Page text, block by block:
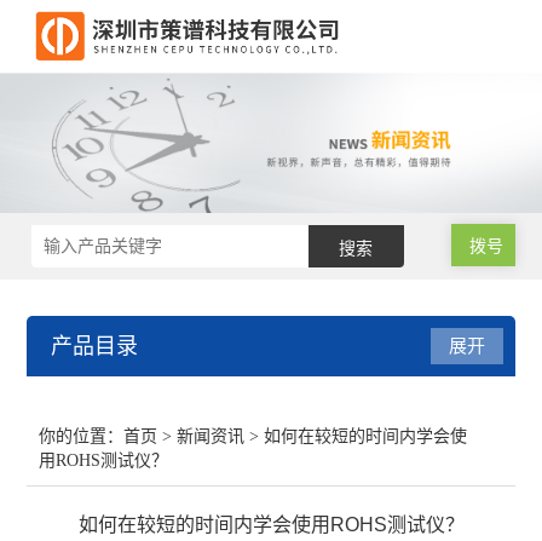
拨号
产品目录
RoHS仪器
RoHS仪器维修
展开
你的位置：首页 >新闻资讯 > 如何在较短的时间内学会使
用ROHS测试仪？
如何在较短的时间内学会使用ROHS测试仪？